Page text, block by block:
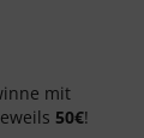
mit
50€!